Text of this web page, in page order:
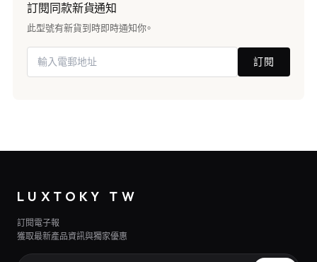
訂閱同款新貨通知
此型號有新貨到時即時通知你。
訂閱
LUXTOKY TW
訂閱電子報
獲取最新產品資訊與獨家優惠